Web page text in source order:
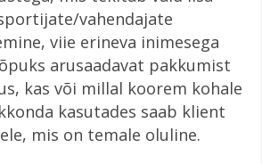
vahendajate
viie erineva inimesega
arusaadavat pakkumist
kas või millal koorem kohale
kasutades saab klient
mis on temale oluline.